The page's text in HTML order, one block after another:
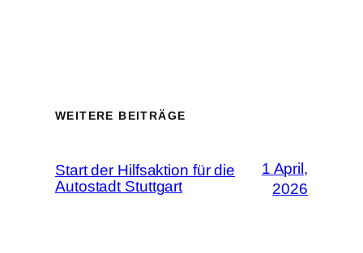
WEITERE BEITRÄGE
Start der Hilfsaktion für die
Autostadt Stuttgart
1 April,
2026